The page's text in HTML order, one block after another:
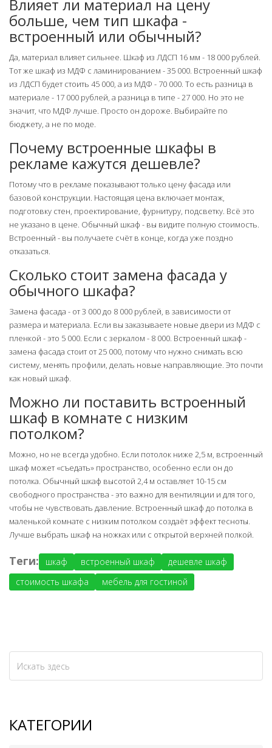
Влияет ли материал на цену
больше, чем тип шкафа -
встроенный или обычный?
Да, материал влияет сильнее. Шкаф из ЛДСП 16 мм - 18 000 рублей.
Тот же шкаф из МДФ с ламинированием - 35 000. Встроенный шкаф
из ЛДСП будет стоить 45 000, а из МДФ - 70 000. То есть разница в
материале - 17 000 рублей, а разница в типе - 27 000. Но это не
значит, что МДФ лучше. Просто он дороже. Выбирайте по
бюджету, а не по моде.
Почему встроенные шкафы в
рекламе кажутся дешевле?
Потому что в рекламе показывают только цену фасада или
базовой конструкции. Настоящая цена включает монтаж,
подготовку стен, проектирование, фурнитуру, подсветку. Всё это
не указано в цене. Обычный шкаф - вы видите полную стоимость.
Встроенный - вы получаете счёт в конце, когда уже поздно
отказаться.
Сколько стоит замена фасада у
обычного шкафа?
Замена фасада - от 3 000 до 8 000 рублей, в зависимости от
размера и материала. Если вы заказываете новые двери из МДФ с
пленкой - это 5 000. Если с зеркалом - 8 000. Встроенный шкаф -
замена фасада стоит от 25 000, потому что нужно снимать всю
систему, менять профили, делать новые направляющие. Это почти
как новый шкаф.
Можно ли поставить встроенный
шкаф в комнате с низким
потолком?
Можно, но не всегда удобно. Если потолок ниже 2,5 м, встроенный
шкаф может «съедать» пространство, особенно если он до
потолка. Обычный шкаф высотой 2,4 м оставляет 10-15 см
свободного пространства - это важно для вентиляции и для того,
чтобы не чувствовать давление. Встроенный шкаф до потолка в
маленькой комнате с низким потолком создаёт эффект тесноты.
Лучше выбрать шкаф на ножках или с открытой верхней полкой.
Теги: шкаф встроенный шкаф
дешевле шкаф
стоимость шкафа
мебель для гостиной
КАТЕГОРИИ